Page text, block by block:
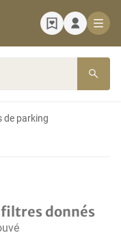
de parking
donnés